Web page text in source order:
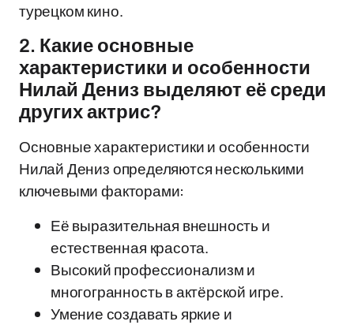
турецком кино.
2. Какие основные
характеристики и особенности
Нилай Дениз выделяют её среди
других актрис?
Основные характеристики и особенности
Нилай Дениз определяются несколькими
ключевыми факторами:
Её выразительная внешность и
естественная красота.
Высокий профессионализм и
многогранность в актёрской игре.
Умение создавать яркие и